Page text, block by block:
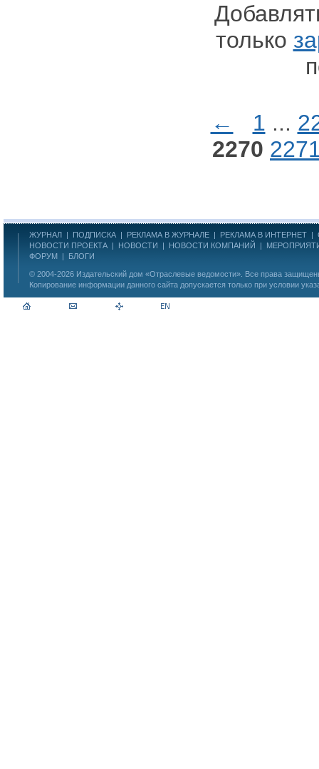
только
← 1 ...
2270
ЖУРНАЛ | ПОДПИСКА | РЕКЛАМА В ЖУРНАЛЕ | РЕКЛАМА В ИНТЕРНЕТ |
НОВОСТИ ПРОЕКТА | НОВОСТИ | НОВОСТИ КОМПАНИЙ |
ФОРУМ | БЛОГИ
© 2004-2026 Издательский дом «Отраслевые ведомости» . Все права
Копирование информации данного сайта допускается только при условии